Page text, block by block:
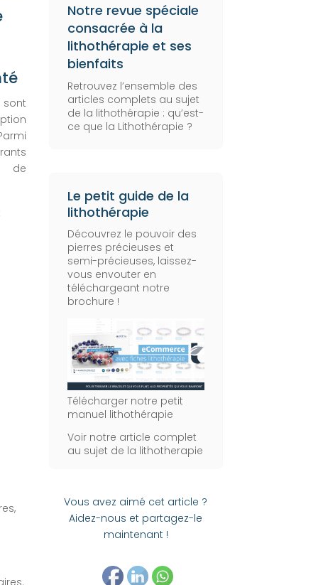
sont
de
Notre revue spéciale
consacrée à la
lithothérapie et ses
bienfaits
Retrouvez l’ensemble des
articles complets au sujet
de la lithothérapie : qu’est-
ce que la Lithothérapie ?
Le petit guide de la
lithothérapie
Découvrez le pouvoir des
pierres précieuses et
semi-précieuses, laissez-
vous envouter en
téléchargeant notre
brochure !
Télécharger notre petit
manuel lithothérapie
Voir notre article complet
au sujet de la lithotherapie
Vous avez aimé cet article ?
Aidez-nous et partagez-le
maintenant !